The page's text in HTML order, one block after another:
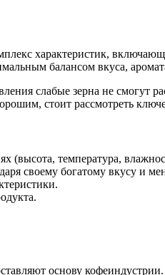
характеристик,
балансом вкуса,
слабые зерна не
стоит рассмотреть
(высота, температура,
своему богатому вкусу и
основу